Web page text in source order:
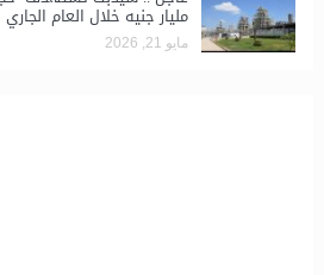
مليار جنيه خلال العام الجاري
مايو 21, 2026